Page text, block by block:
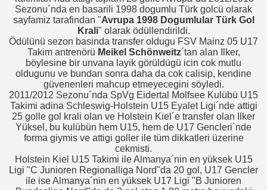
Sezonu´nda en basarili 1998 dogumlu Türk golcü olarak
sayfamiz tarafindan "Avrupa 1998 Dogumlular Türk Gol
Krali" olarak ödüllendirildi.
Ödülünü sezon basinda transfer oldugu FSV Mainz 05 U17
Takim antrenörü Meikel Schönweitz´tan alan Ilker,
böylesine bir unvana layik görüldügü icin cok mutlu
oldugunu ve bundan sonra daha da cok calisip, kendine
güvenenleri mahcup etmeyecegini söyledi.
2011/2012 Sezonu´nda SpVg Eidertal Molfsee Kulübü U15
Takimi adina Schleswig-Holstein U15 Eyalet Ligi´nde attigi
25 golle gol krali olan ve Holstein Kiel´e transfer olan Ilker
Yüksel, bu kulübün hem U15, hem de U17 Gencleri´nde
forma giymis ve attigi goller ile tüm dikkatleri üzerine
cekmisti.
Holstein Kiel U15 Takimi ile Almanya´nin en yüksek U15
Ligi "C Junioren Regionalliga Nord"da 20 gol, U17 Gencler
ile ise Almanya´nin en yüksek U17 Ligi "B Junioren